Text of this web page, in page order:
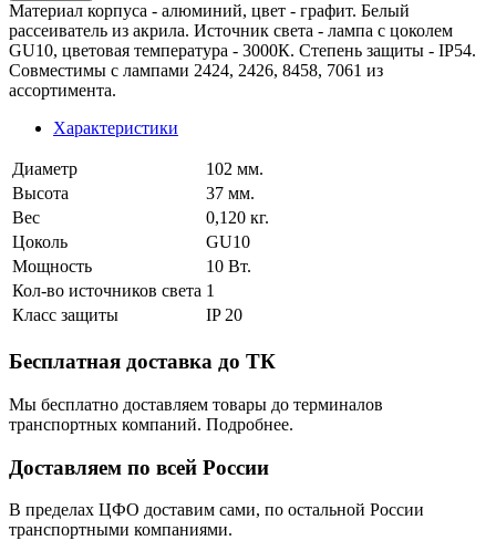
Материал корпуса - алюминий, цвет - графит. Белый
рассеиватель из акрила. Источник света - лампа с цоколем
GU10, цветовая температура - 3000К. Степень защиты - IP54.
Совместимы с лампами 2424, 2426, 8458, 7061 из
ассортимента.
Характеристики
Диаметр
102 мм.
Высота
37 мм.
Вес
0,120 кг.
Цоколь
GU10
Мощность
10 Вт.
Кол-во источников света 1
Класс защиты
IP 20
Бесплатная доставка до ТК
Мы бесплатно доставляем товары до терминалов
транспортных компаний. Подробнее.
Доставляем по всей России
В пределах ЦФО доставим сами, по остальной России
транспортными компаниями.